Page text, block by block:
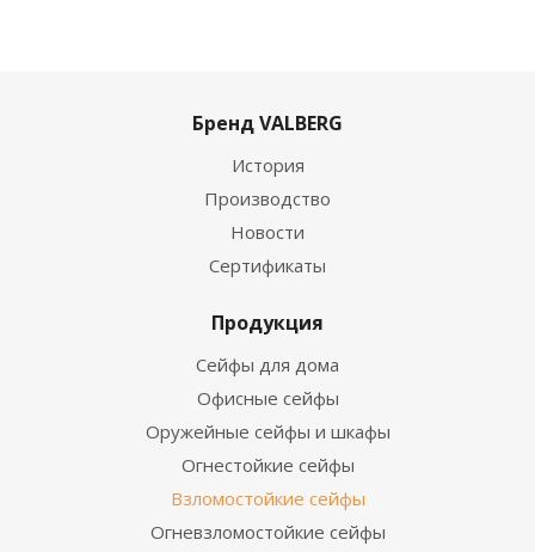
Бренд VALBERG
История
Производство
Новости
Сертификаты
Продукция
Сейфы для дома
Офисные сейфы
Оружейные сейфы и шкафы
Огнестойкие сейфы
Взломостойкие сейфы
Огневзломостойкие сейфы